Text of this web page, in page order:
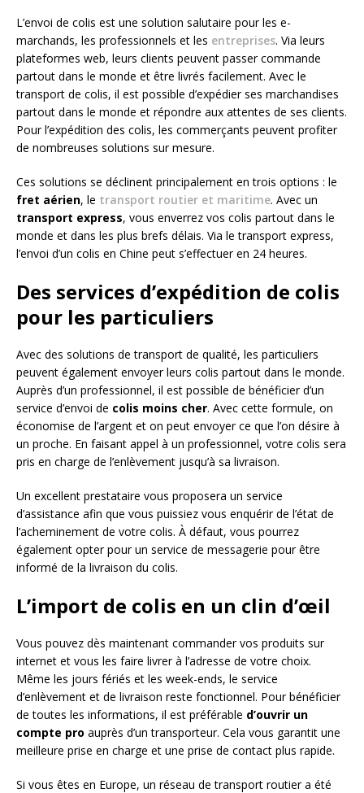
L’envoi de colis est une solution salutaire pour les e-
marchands, les professionnels et les entreprises. Via leurs
plateformes web, leurs clients peuvent passer commande
partout dans le monde et être livrés facilement. Avec le
transport de colis, il est possible d’expédier ses marchandises
partout dans le monde et répondre aux attentes de ses clients.
Pour l’expédition des colis, les commerçants peuvent profiter
de nombreuses solutions sur mesure.
Ces solutions se déclinent principalement en trois options : le
fret aérien, le transport routier et maritime. Avec un
transport express, vous enverrez vos colis partout dans le
monde et dans les plus brefs délais. Via le transport express,
l’envoi d’un colis en Chine peut s’effectuer en 24 heures.
Des services d’expédition de colis
pour les particuliers
Avec des solutions de transport de qualité, les particuliers
peuvent également envoyer leurs colis partout dans le monde.
Auprès d’un professionnel, il est possible de bénéficier d’un
service d’envoi de colis moins cher. Avec cette formule, on
économise de l’argent et on peut envoyer ce que l’on désire à
un proche. En faisant appel à un professionnel, votre colis sera
pris en charge de l’enlèvement jusqu’à sa livraison.
Un excellent prestataire vous proposera un service
d’assistance afin que vous puissiez vous enquérir de l’état de
l’acheminement de votre colis. À défaut, vous pourrez
également opter pour un service de messagerie pour être
informé de la livraison du colis.
L’import de colis en un clin d’œil
Vous pouvez dès maintenant commander vos produits sur
internet et vous les faire livrer à l’adresse de votre choix.
Même les jours fériés et les week-ends, le service
d’enlèvement et de livraison reste fonctionnel. Pour bénéficier
de toutes les informations, il est préférable d’ouvrir un
compte pro auprès d’un transporteur. Cela vous garantit une
meilleure prise en charge et une prise de contact plus rapide.
Si vous êtes en Europe, un réseau de transport routier a été